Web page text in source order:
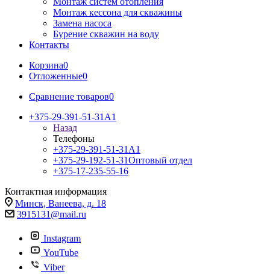
Монтаж кессона для скважины
Замена насоса
Бурение скважин на воду
Контакты
Корзина0
Отложенные0
Сравнение товаров0
+375-29-391-51-31 A1
Назад
Телефоны
+375-29-391-51-31 A1
+375-29-192-51-31Оптовый отдел
+375-17-235-55-16
Контактная информация
Минск, Ванеева, д. 18
3915131@mail.ru
Instagram
YouTube
Viber